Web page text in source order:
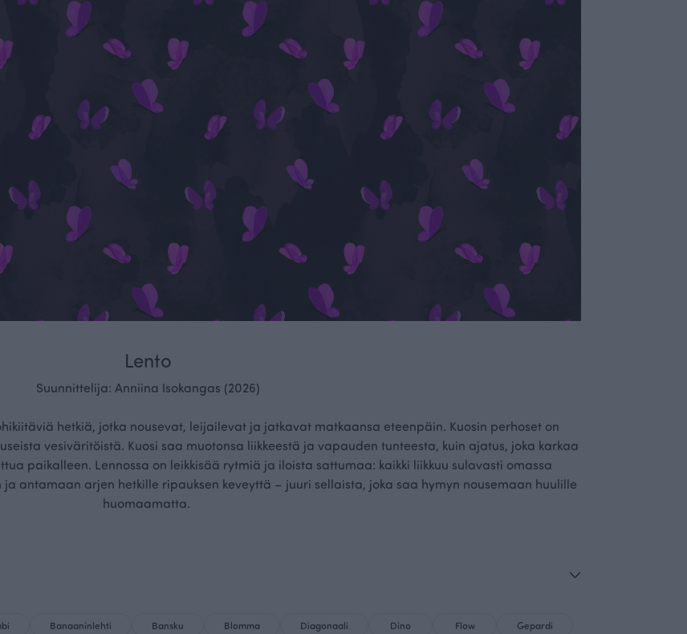
Lento
Suunnittelija: Anniina Isokangas (2026)
hetkiä, jotka nousevat, leijailevat ja jatkavat matkaansa eteenpäin. Kuosin perhoset on
vesiväritöistä. Kuosi saa muotonsa liikkeestä ja vapauden tunteesta, kuin ajatus, joka karkaa
paikalleen. Lennossa on leikkisää rytmiä ja iloista sattumaa: kaikki liikkuu sulavasti omassa
antamaan arjen hetkille ripauksen keveyttä – juuri sellaista, joka saa hymyn nousemaan huulille
huomaamatta.
Banaaninlehti Bansku Blomma Diagonaali Dino Flow Gepardi